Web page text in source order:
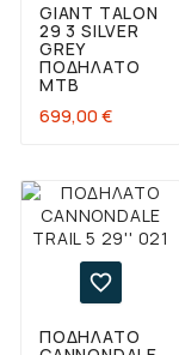
GIANT TALON
29 3 SILVER
GREY
ΠΟΔΉΛΑΤΟ
ΜΤΒ
699,00 €

ΠΟΔΗΛΑΤΟ